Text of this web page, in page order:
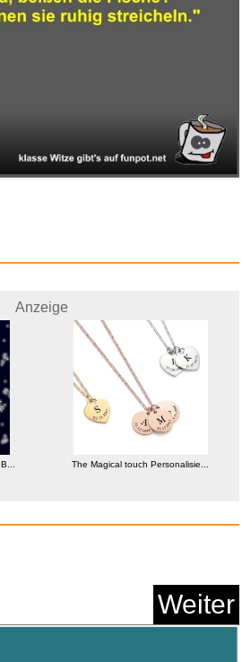
Anzeige
Nine C7228 -
Dungeo...
Anzeige
Anzeige
The Magical touch Personalisie...
Weiter